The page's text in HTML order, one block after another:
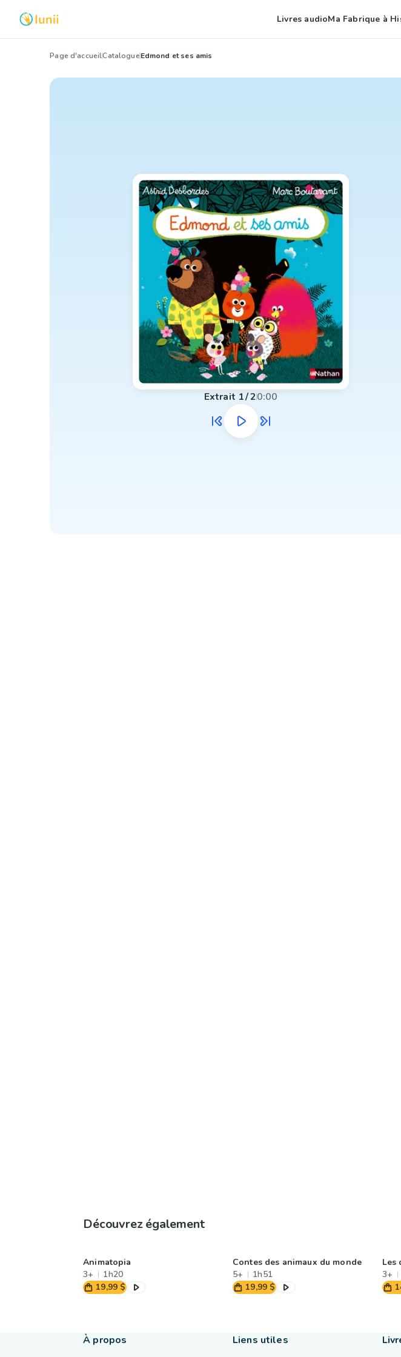
Livres audioMa Fabrique à
Page d'accueilCatalogueEdmond et ses amis
Extrait 1/20:00
Découvrez également
Animatopia
3+
1h20
19,99 $
Contes des animaux du monde
5+
1h51
19,99 $
Les
3+
À propos Liens utiles